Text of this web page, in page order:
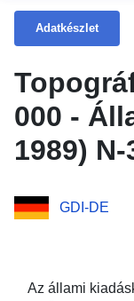
Adatkészlet
000 -
1989)
GDI-DE
Az állami